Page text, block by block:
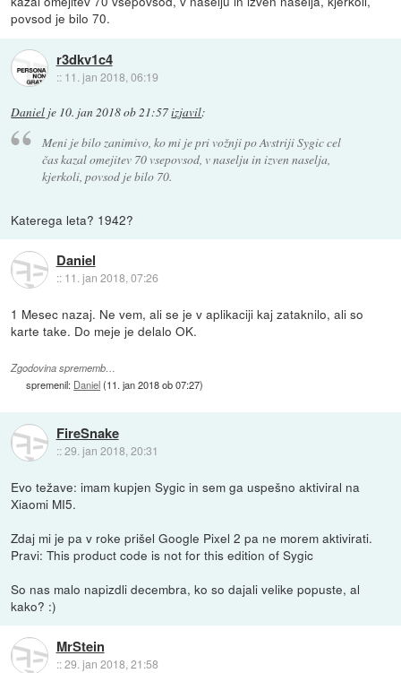
povsod je bilo 70.
r3dkv1c4
:: 11. jan 2018, 06:19
Daniel je 10. jan 2018 ob 21:57izjavil:
Meni je bilo zanimivo, ko mi je pri vožnji po Avstriji Sygic cel
čas kazal omejitev 70 vsepovsod, v naselju in izven naselja,
kjerkoli, povsod je bilo 70.
Katerega leta? 1942?
Daniel
:: 11. jan 2018, 07:26
1 Mesec nazaj. Ne vem, ali se je v aplikaciji kaj zataknilo, ali so
karte take. Do meje je delalo OK.
Zgodovina sprememb…
spremenil: Daniel(11. jan 2018 ob 07:27)
FireSnake
::29. jan 2018, 20:31
Evo težave: imam kupjen Sygic in sem ga uspešno aktiviral na
Xiaomi MI5.
Zdaj mi je pa v roke prišel Google Pixel 2 pa ne morem aktivirati.
Pravi: This product code is not for this edition of Sygic
So nas malo napizdli decembra, ko so dajali velike popuste, al
kako? :)
MrStein
::29. jan 2018, 21:58